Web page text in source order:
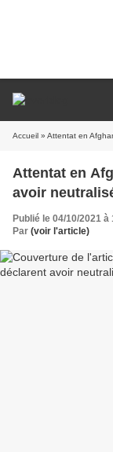
Accueil » Attentat en
Attentat en
avoir
Publié le 04/10/2021 à
Par (voir l'article)